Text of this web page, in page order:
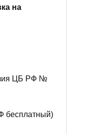
на
ЦБ РФ №
бесплатный)